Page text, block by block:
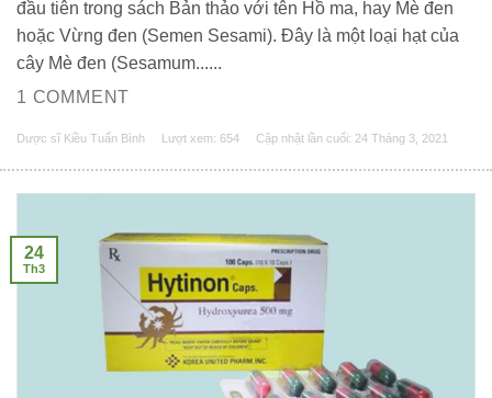
đầu tiên trong sách Bản thảo với tên Hồ ma, hay Mè đen
hoặc Vừng đen (Semen Sesami). Đây là một loại hạt của
cây Mè đen (Sesamum......
1 COMMENT
Dược sĩ Kiều Tuấn Bình Lượt xem: 654 Cập nhật lần cuối: 24 Tháng 3, 2021
24
Th3